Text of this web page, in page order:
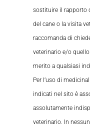
sostituire il rapporto
del cane o la visita
raccomanda di
veterinario e/o
merito a qualsiasi
Per l’uso di
indicati nel sito è
assolutamente
veterinario. In